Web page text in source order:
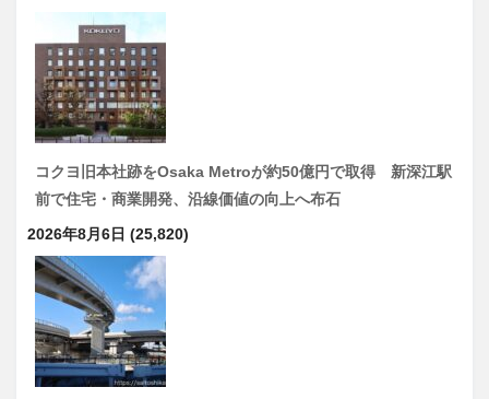
コクヨ旧本社跡をOsaka Metroが約50億円で取得 新深江駅
前で住宅・商業開発、沿線価値の向上へ布石
2026年8月6日 (25,820)